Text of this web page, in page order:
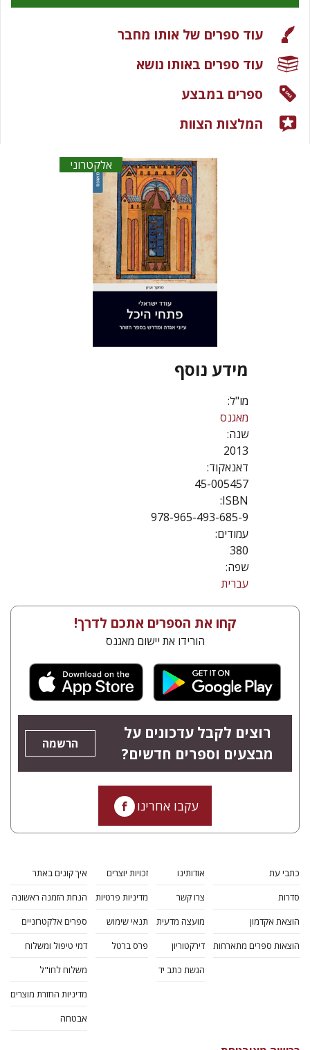
אלקטרוני
מידע נוסף
מו"ל:
מאגנס
שנה:
2013
דאנאקוד:
45-005457
ISBN:
978-965-493-685-9
עמודים:
380
שפה:
עברית
עוד ספרים של אותו מחבר
עוד ספרים באותו נושא
ספרים במבצע
המלצות הצוות
קחו את הספרים אתכם לדרך!
הורידו את יישום מאגנס
רוצים לקבל עדכונים על
מבצעים וספרים חדשים?
הרשמה
עקבו אחרינו
כתבי עת
סדרות
הוצאת אקדמון
הוצאות ספרים מתארחות
אודותינו
צרו קשר
מועצה מדעית
דירקטוריון
הגשת כתב יד
זכויות יוצרים
מדיניות פרטיות
תנאי שימוש
פרס ברטל
איך קונים באתר
הנחת הזמנה ראשונה
ספרים אלקטרוניים
דמי טיפול ומשלוח
משלוח לחו"ל
מדיניות החזרת מוצרים
אבטחה